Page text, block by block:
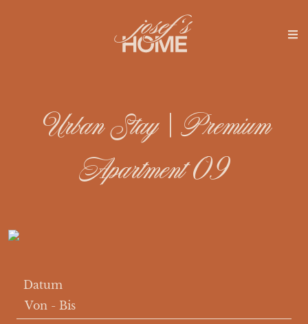
Urban Stay | Premium
Apartment 09
Datum
Von - Bis